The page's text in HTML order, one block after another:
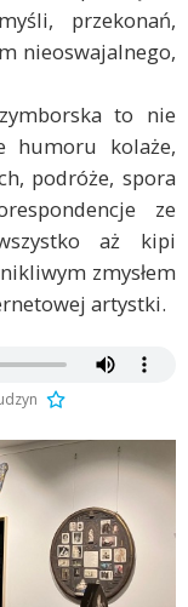
przekonań,
nieoswajalnego,
to nie
humoru kolaże,
podróże, spora
ze
aż kipi
zmysłem
artystki.